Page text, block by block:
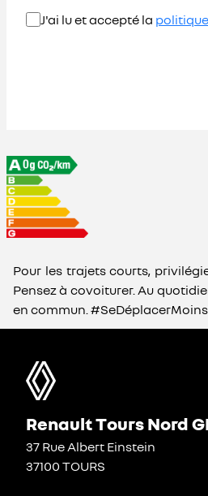
J'ai lu et accepté la
Pour les trajets courts,
Pensez à covoiturer. Au
en commun.
Renault Tours Nord
37 Rue Albert Einstein
37100 TOURS